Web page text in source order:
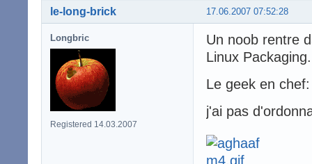
17.06.2007 07:52:28
le-long-brick
Longbric
Registered 14.03.2007
Un noob rentre
Linux
Le geek en
j'ai pas